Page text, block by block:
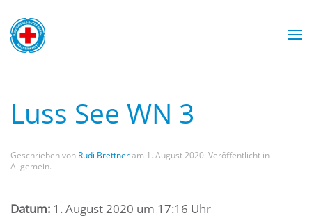
Zum Hauptinhalt springen
Luss See WN 3
Geschrieben von Rudi Brettneram 1. August 2020. Veröffentlicht in
Allgemein.
Datum: 1. August 2020 um 17:16 Uhr